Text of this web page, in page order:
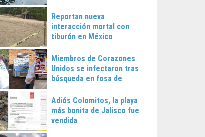
Reportan nueva
interacción mortal con
tiburón en México
Miembros de Corazones
Unidos se infectaron tras
búsqueda en fosa de
Adiós Colomitos, la playa
más bonita de Jalisco fue
vendida